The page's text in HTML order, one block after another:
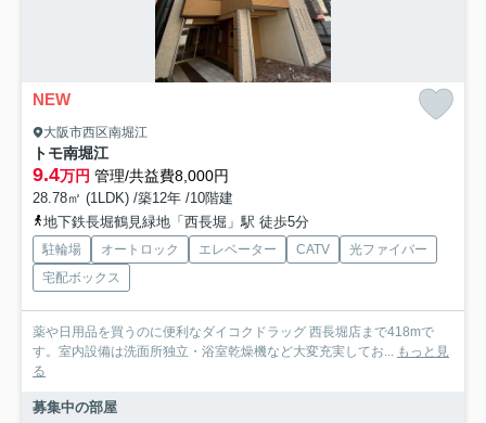
NEW
大阪市西区南堀江
トモ南堀江
9.4万円 管理/共益費8,000円
28.78㎡ (1LDK) /築12年 /10階建
地下鉄長堀鶴見緑地「西長堀」駅 徒歩5分
駐輪場 オートロック エレベーター CATV
光ファイバー
宅配ボックス
薬や日用品を買うのに便利なダイコクドラッグ 西長堀店まで418mで
す。室内設備は洗面所独立・浴室乾燥機など大変充実してお... もっと見
る
募集中の部屋